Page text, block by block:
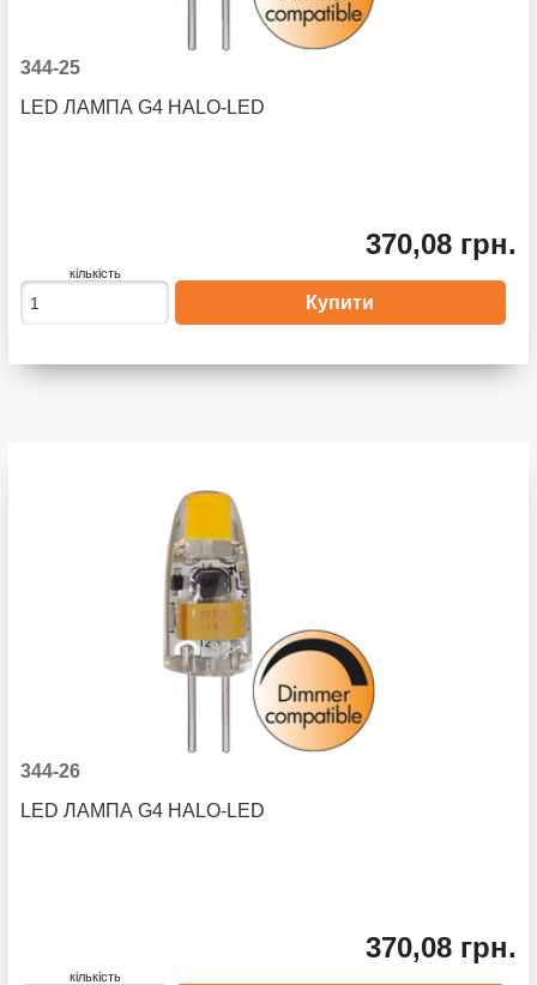
344-25
LED ЛАМПА G4 HALO-LED
370,08 грн.
кількість
344-26
LED ЛАМПА G4 HALO-LED
370,08 грн.
кількість